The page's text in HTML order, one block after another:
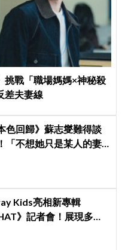
挑戰「職場媽媽×神秘殺
差夫妻線
色回歸》蘇志燮難得談
「不想她只是某人的妻
Kids亮相新專輯
》記者會！展現多才